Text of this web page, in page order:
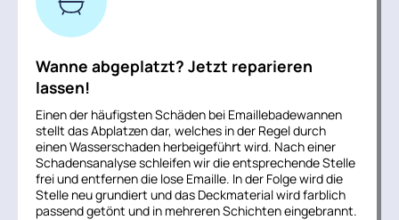
Wanne abgeplatzt? Jetzt reparieren
lassen!
Einen der häufigsten Schäden bei Emaillebadewannen
stellt das Abplatzen dar, welches in der Regel durch
einen Wasserschaden herbeigeführt wird. Nach einer
Schadensanalyse schleifen wir die entsprechende Stelle
frei und entfernen die lose Emaille. In der Folge wird die
Stelle neu grundiert und das Deckmaterial wird farblich
passend getönt und in mehreren Schichten eingebrannt.